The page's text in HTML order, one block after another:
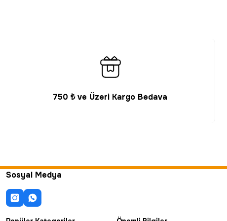
750 ₺ ve Üzeri Kargo Bedava
Sosyal Medya